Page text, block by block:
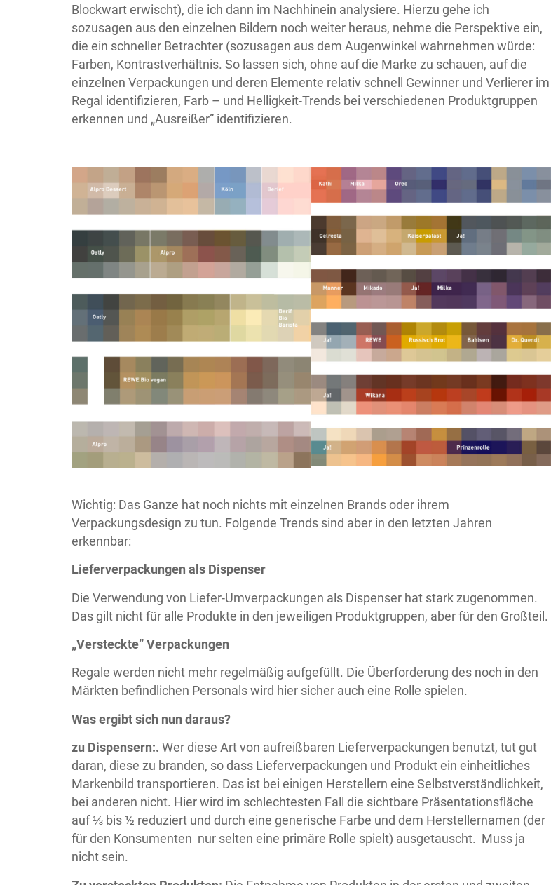
Blockwart erwischt), die ich dann im Nachhinein analysiere. Hierzu gehe ich
sozusagen aus den einzelnen Bildern noch weiter heraus, nehme die Perspektive ein,
die ein schneller Betrachter (sozusagen aus dem Augenwinkel wahrnehmen würde:
Farben, Kontrastverhältnis. So lassen sich, ohne auf die Marke zu schauen, auf die
einzelnen Verpackungen und deren Elemente relativ schnell Gewinner und Verlierer im
Regal identifizieren, Farb – und Helligkeit-Trends bei verschiedenen Produktgruppen
erkennen und „Ausreißer” identifizieren.
Wichtig: Das Ganze hat noch nichts mit einzelnen Brands oder ihrem
Verpackungsdesign zu tun. Folgende Trends sind aber in den letzten Jahren
erkennbar:
Lieferverpackungen als Dispenser
Die Verwendung von Liefer-Umverpackungen als Dispenser hat stark zugenommen.
Das gilt nicht für alle Produkte in den jeweiligen Produktgruppen, aber für den Großteil.
„Versteckte” Verpackungen
Regale werden nicht mehr regelmäßig aufgefüllt. Die Überforderung des noch in den
Märkten befindlichen Personals wird hier sicher auch eine Rolle spielen.
Was ergibt sich nun daraus?
zu Dispensern:. Wer diese Art von aufreißbaren Lieferverpackungen benutzt, tut gut
daran, diese zu branden, so dass Lieferverpackungen und Produkt ein einheitliches
Markenbild transportieren. Das ist bei einigen Herstellern eine Selbstverständlichkeit,
bei anderen nicht. Hier wird im schlechtesten Fall die sichtbare Präsentationsfläche
auf ⅓ bis ½ reduziert und durch eine generische Farbe und dem Herstellernamen (der
für den Konsumenten nur selten eine primäre Rolle spielt) ausgetauscht. Muss ja
nicht sein.